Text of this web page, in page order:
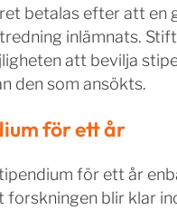
betalas efter att en
inlämnats.
att bevilja
den som ansökts.
för ett år
för ett år
forskningen blir klar